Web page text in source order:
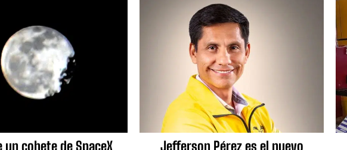
un cohete de SpaceX Jefferson Pérez es el nuevo